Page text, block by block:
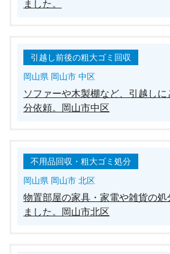
ました。
引越し前後の粗大ゴミ回収
岡山県 岡山市 中区
ソファーや木製棚など、引越し
分依頼。岡山市中区
不用品回収・粗大ゴミ処分
岡山県 岡山市 北区
物置部屋の家具・家電や雑貨の処
ました。岡山市北区